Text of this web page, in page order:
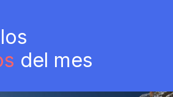
del mes